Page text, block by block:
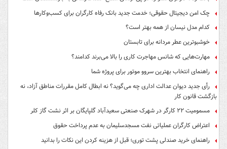
چک امن دیجیتال حقوقی؛ خدمت جدید بانک رفاه کارگران برای کسب‌وکارها
کدام مدل نیسان از همه بهتر است؟
خوشبوترین عطر مردانه برای تابستان
مهارت‌هایی که شانس مهاجرت کاری را بالا می‌برند کدامند؟
راهنمای انتخاب بهترین سروو موتور برای پروژه شما
رأی جدید دیوان عدالت اداری چه می‌گوید؟ نه ابطال کامل مقررات مناطق آزاد، نه
بازگشت قانون کار
مسمومیت ۲۲ کارگر در شهرک صنعتی سعیدآباد گلپایگان بر اثر نشت گاز کلر
اعتراض کارگران عملیاتی نفت مسجدسلیمان به عدم پرداخت حقوق
راهنمای خرید صندلی پشت توری؛ قبل از هزینه کردن این نکات را بدانید